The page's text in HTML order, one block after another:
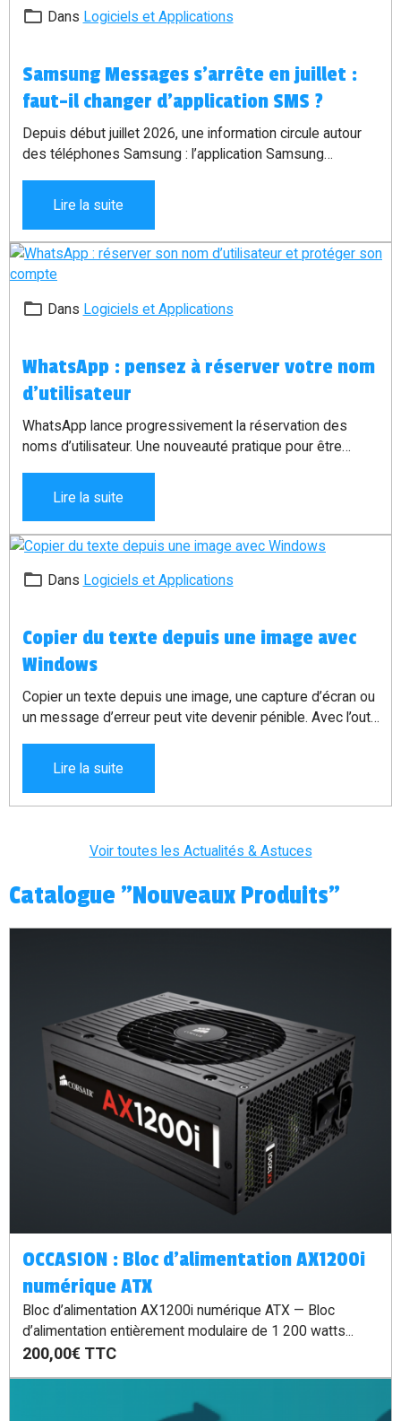
Dans Logiciels et Applications
Samsung Messages s’arrête en juillet :
faut-il changer d’application SMS ?
Depuis début juillet 2026, une information circule autour
des téléphones Samsung : l’application Samsung
Certains titres laissent penser que les SMS vont être
coupés, mais ce n’est pas exactement cela. Les SMS
surtout l’application utilisée pour envoyer et recevoir les
messages sur certains téléphones Samsung Galaxy.
Lire la suite
Dans Logiciels et Applications
WhatsApp : pensez à réserver votre nom
d’utilisateur
WhatsApp lance progressivement la réservation des
noms d’utilisateur. Une nouveauté pratique pour être
confidentialité.
Lire la suite
Dans Logiciels et Applications
Copier du texte depuis une image avec
Windows
Copier un texte depuis une image, une capture d’écran ou
un message d’erreur peut vite devenir pénible. Avec l’outil
utiliser le raccourci
Lire la suite
Voir toutes les Actualités & Astuces
Catalogue "Nouveaux Produits"
OCCASION : Bloc d’alimentation AX1200i
numérique ATX
Bloc d’alimentation AX1200i numérique ATX — Bloc
d’alimentation entièrement modulaire de 1 200 watts...
200,00€ TTC